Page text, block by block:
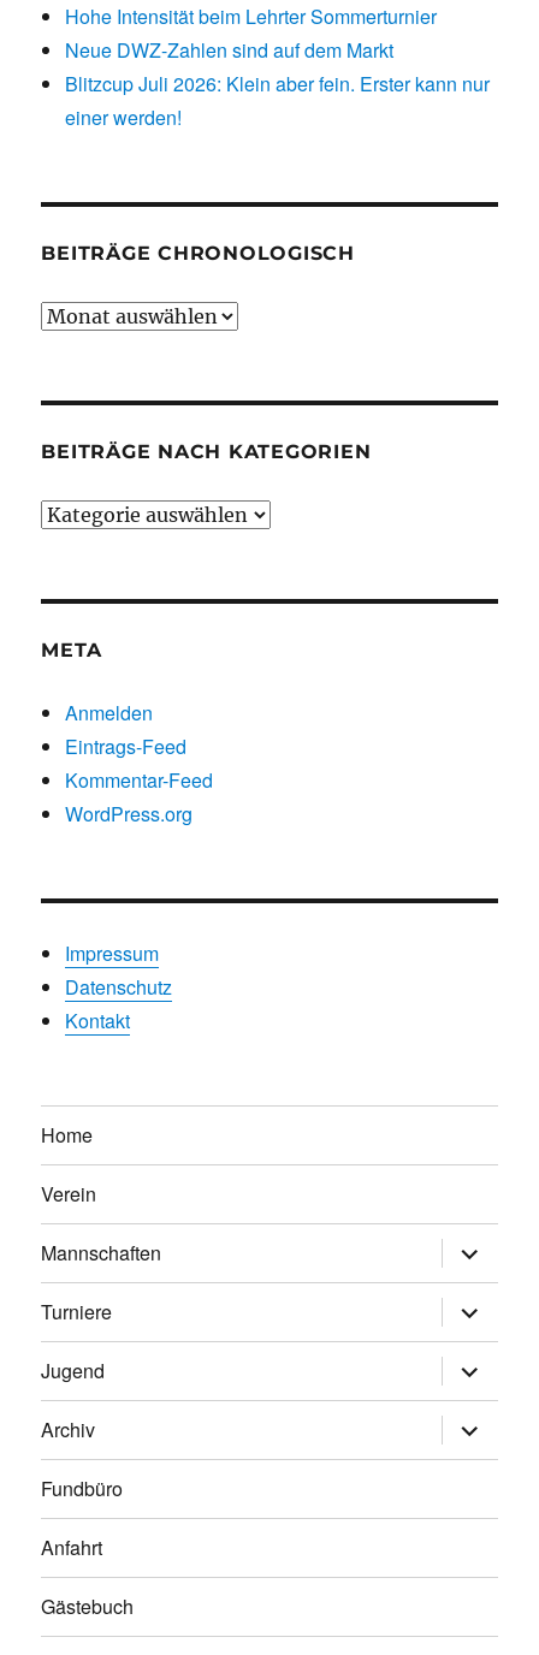
Hohe Intensität beim Lehrter Sommerturnier
Neue DWZ-Zahlen sind auf dem Markt
Blitzcup Juli 2026: Klein aber fein. Erster kann nur
einer werden!
BEITRÄGE CHRONOLOGISCH
Beiträge
BEITRÄGE NACH KATEGORIEN
Beiträge
META
Anmelden
Eintrags-Feed
Kommentar-Feed
WordPress.org
Impressum
Datenschutz
Kontakt
Home
Verein
Mannschaften
anzeigen
Turniere
anzeigen
Jugend
anzeigen
Archiv
anzeigen
Fundbüro
Anfahrt
Gästebuch